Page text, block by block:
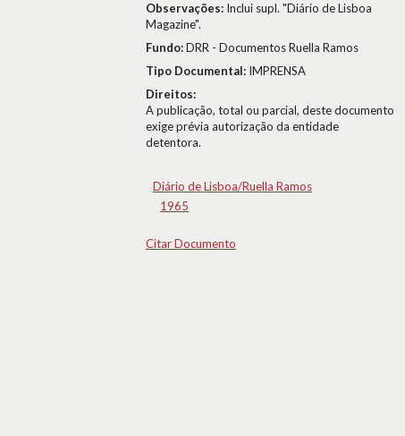
Observações: Inclui supl. "Diário de Lisboa
Magazine".
Fundo:DRR - Documentos Ruella Ramos
Tipo Documental: IMPRENSA
Direitos:
A publicação, total ou parcial, deste documento
exige prévia autorização da entidade
detentora.
Diário de Lisboa/Ruella Ramos
1965
Citar Documento